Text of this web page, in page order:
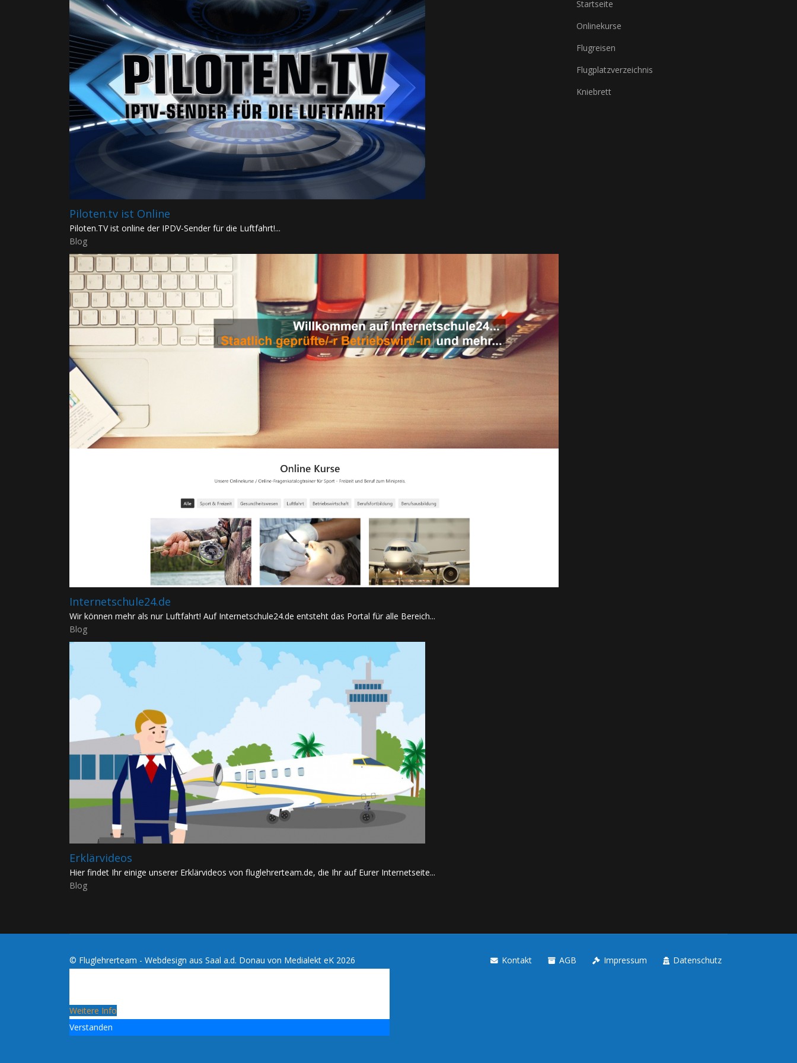
Piloten.tv ist Online
Piloten.TV ist online der IPDV-Sender für die Luftfahrt!...
Blog
Internetschule24.de
Wir können mehr als nur Luftfahrt! Auf Internetschule24.de entsteht das Portal für alle Bereich...
Blog
Erklärvideos
Hier findet Ihr einige unserer Erklärvideos von fluglehrerteam.de, die Ihr auf Eurer Internetseite...
Blog
Startseite
Onlinekurse
Flugreisen
Flugplatzverzeichnis
Kniebrett
© Fluglehrerteam - Webdesign aus Saal a.d. Donau von Medialekt eK 2026
Weitere Info
Verstanden
Kontakt AGB Impressum Datenschutz